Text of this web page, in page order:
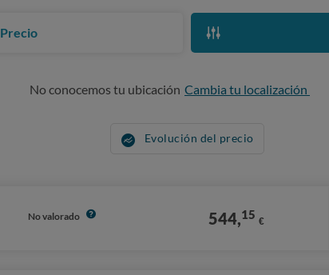
Precio
No conocemos tu ubicación Cambia tu localización
Evolución del precio
No valorado 544,15 €